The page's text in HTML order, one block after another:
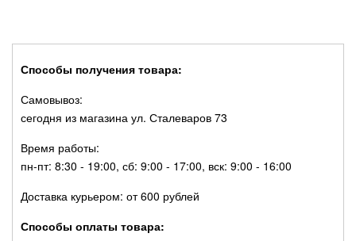
Способы получения товара:
Самовывоз:
сегодня из магазина ул. Сталеваров 73
Время работы:
пн-пт: 8:30 - 19:00, сб: 9:00 - 17:00, вск: 9:00 - 16:00
Доставка курьером: от 600 рублей
Способы оплаты товара: